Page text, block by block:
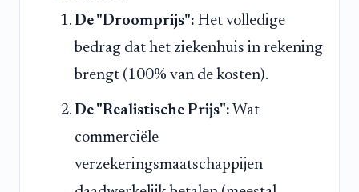
De "Droomprijs": Het volledige
bedrag dat het ziekenhuis in rekening
brengt (100% van de kosten).
De "Realistische Prijs": Wat
commerciële
verzekeringsmaatschappijen